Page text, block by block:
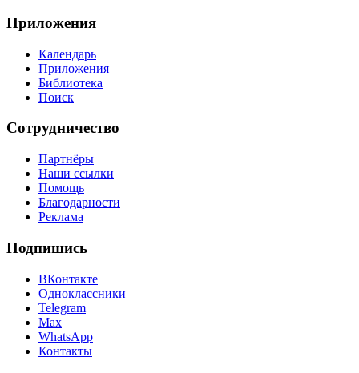
Приложения
Календарь
Приложения
Библиотека
Поиск
Сотрудничество
Партнёры
Наши ссылки
Помощь
Благодарности
Реклама
Подпишись
ВКонтакте
Одноклассники
Telegram
Max
WhatsApp
Контакты